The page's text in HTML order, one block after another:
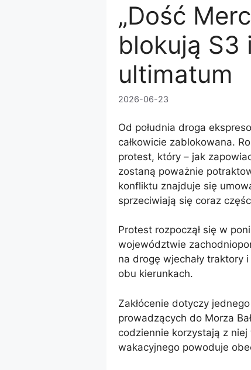
„Dość
blokują S3
ultimatum
2026-06-23
Od południa droga
całkowicie zablokowana.
protest, który – jak
zostaną poważnie
konfliktu znajduje się
sprzeciwiają się coraz
Protest rozpoczął się w
województwie
na drogę wjechały traktory
obu kierunkach.
Zakłócenie dotyczy
prowadzących do Morza
codziennie korzystają z
wakacyjnego powoduje